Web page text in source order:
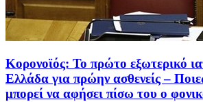
Κορονοϊός: Το πρώτο εξωτερικό
Ελλάδα για πρώην ασθενείς –
μπορεί να αφήσει πίσω του ο